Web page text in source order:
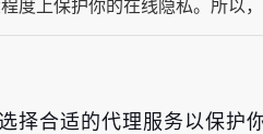
度上保护你的在线隐私。所以
择合适的代理服务以保护